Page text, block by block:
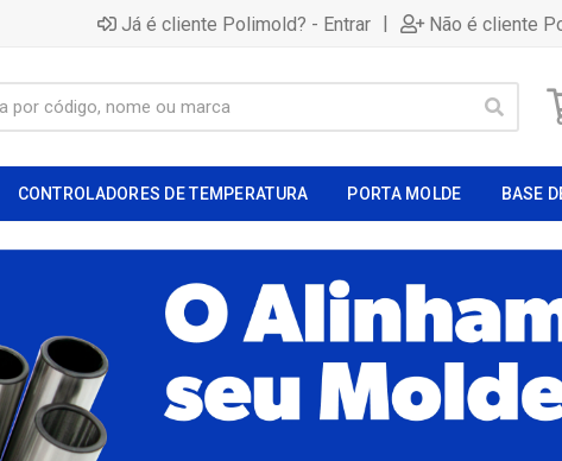
Já é cliente Polimold? - Entrar | Não é cliente
CONTROLADORES DE TEMPERATURA PORTA MOLDE BASE